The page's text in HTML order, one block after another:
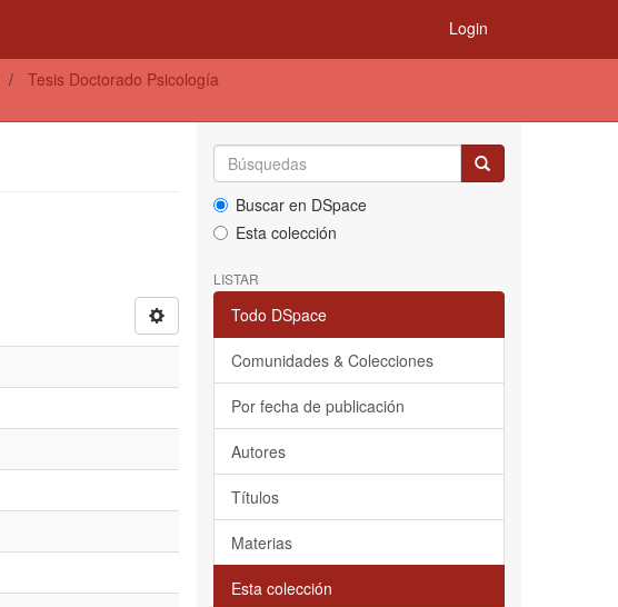
Login
Tesis Doctorado Psicología
Buscar en DSpace
Esta colección
LISTAR
Todo DSpace
Comunidades & Colecciones
Por fecha de publicación
Autores
Títulos
Materias
Esta colección